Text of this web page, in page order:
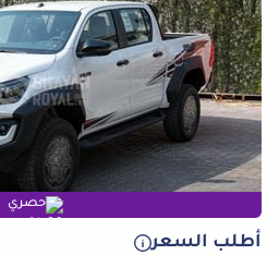
حصري
أطلب السعر